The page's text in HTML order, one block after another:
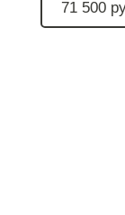
71 500